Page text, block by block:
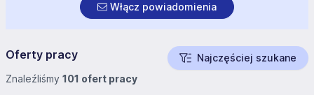
Włącz powiadomienia
Oferty pracy
Najczęściej szukane
Znaleźliśmy 101 ofert pracy